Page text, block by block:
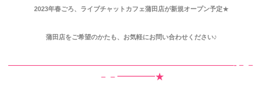
2023年春ごろ、ライブチャットカフェ蒲田店が新規オープン予定★
蒲田店をご希望のかたも、お気軽にお問い合わせください♪
————————————————————————-－－
－－━━━━★